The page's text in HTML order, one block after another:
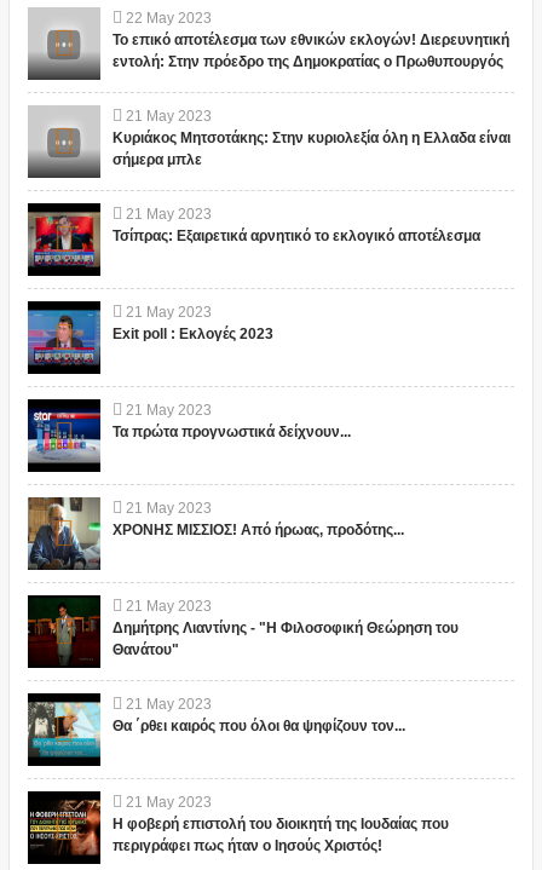
22 May 2023
Το επικό αποτέλεσμα των εθνικών εκλογών! Διερευνητική
εντολή: Στην πρόεδρο της Δημοκρατίας ο Πρωθυπουργός
21 May 2023
Κυριάκος Μητσοτάκης: Στην κυριολεξία όλη η Ελλαδα είναι
σήμερα μπλε
21 May 2023
Τσίπρας: Εξαιρετικά αρνητικό το εκλογικό αποτέλεσμα
21 May 2023
Exit poll : Εκλογές 2023
21 May 2023
Τα πρώτα προγνωστικά δείχνουν...
21 May 2023
ΧΡΟΝΗΣ ΜΙΣΣΙΟΣ! Από ήρωας, προδότης...
21 May 2023
Δημήτρης Λιαντίνης - "Η Φιλοσοφική Θεώρηση του
Θανάτου"
21 May 2023
Θα ΄ρθει καιρός που όλοι θα ψηφίζουν τον...
21 May 2023
Η φοβερή επιστολή του διοικητή της Ιουδαίας που
περιγράφει πως ήταν ο Ιησούς Χριστός!